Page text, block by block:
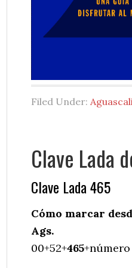
Filed Under:
Clave Lada
Clave Lada 465
Cómo marcar
Ags.
00+52+465